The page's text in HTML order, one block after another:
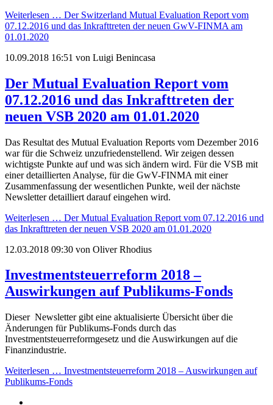
Weiterlesen … Der Switzerland Mutual Evaluation Report vom
07.12.2016 und das Inkrafttreten der neuen GwV-FINMA am
01.01.2020
10.09.2018 16:51 von Luigi Benincasa
Der Mutual Evaluation Report vom
07.12.2016 und das Inkrafttreten der
neuen VSB 2020 am 01.01.2020
Das Resultat des Mutual Evaluation Reports vom Dezember 2016
war für die Schweiz unzufriedenstellend. Wir zeigen dessen
wichtigste Punkte auf und was sich ändern wird. Für die VSB mit
einer detaillierten Analyse, für die GwV-FINMA mit einer
Zusammenfassung der wesentlichen Punkte, weil der nächste
Newsletter detailliert darauf eingehen wird.
Weiterlesen … Der Mutual Evaluation Report vom 07.12.2016 und
das Inkrafttreten der neuen VSB 2020 am 01.01.2020
12.03.2018 09:30 von Oliver Rhodius
Investmentsteuerreform 2018 –
Auswirkungen auf Publikums-Fonds
Dieser Newsletter gibt eine aktualisierte Übersicht über die
Änderungen für Publikums-Fonds durch das
Investmentsteuerreformgesetz und die Auswirkungen auf die
Finanzindustrie.
Weiterlesen … Investmentsteuerreform 2018 – Auswirkungen auf
Publikums-Fonds